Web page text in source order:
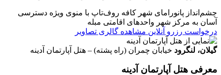
چشم‌انداز پانورامای شهر کافه روف‌تاپ با منوی ویژه دسترسی
آسان به مرکز شهر واحدهای اقامتی مبله
درخواست رزرو آنلاین مشاهده گالری تصاویر
گیلان، لنگرود خیابان چمران (راه پشته) – هتل آپارتمان آدینه
معرفی هتل آپارتمان آدینه